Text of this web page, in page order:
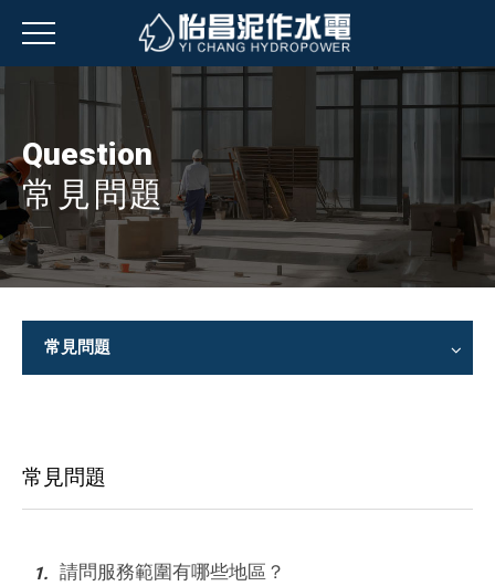
Question
常見問題
常見問題
常見問題
1. 請問服務範圍有哪些地區？